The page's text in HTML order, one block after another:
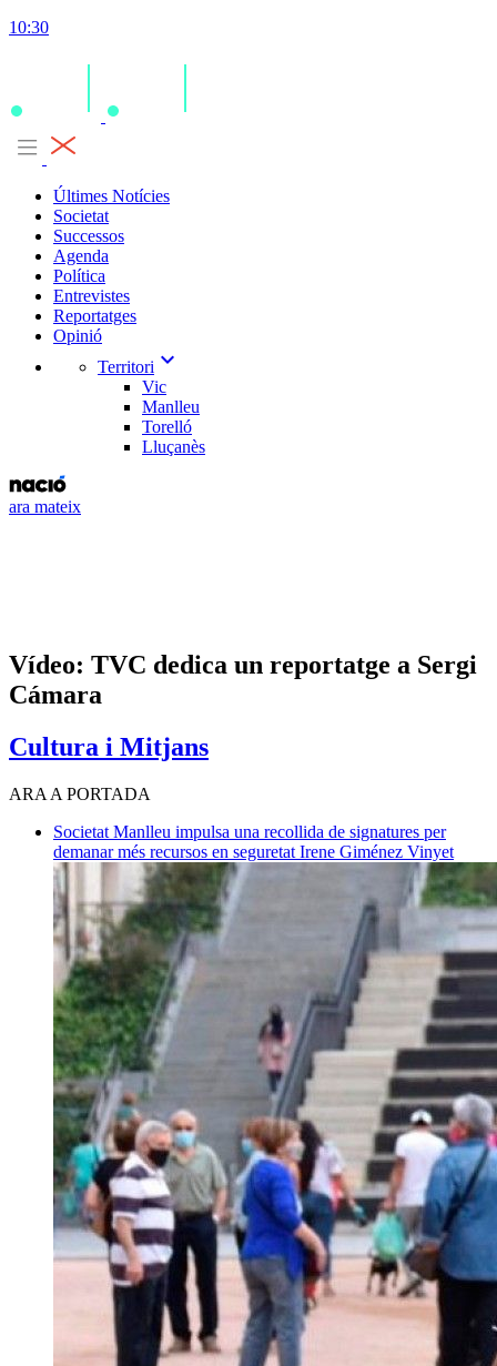
10:30
Últimes Notícies
Societat
Successos
Agenda
Política
Entrevistes
Reportatges
Opinió
Territori expand_more
Vic
Manlleu
Torelló
Lluçanès
ara mateix
Vídeo: TVC dedica un reportatge a Sergi
Cámara
Cultura i Mitjans
ARA A PORTADA
Societat Manlleu impulsa una recollida de signatures per
demanar més recursos en seguretat Irene Giménez Vinyet